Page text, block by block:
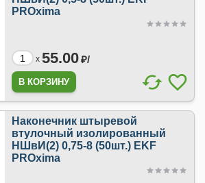
PROxima
x 55.00₽/
Наконечник штыревой
втулочный изолированный
НШвИ(2) 0,75-8 (50шт.) EKF
PROxima